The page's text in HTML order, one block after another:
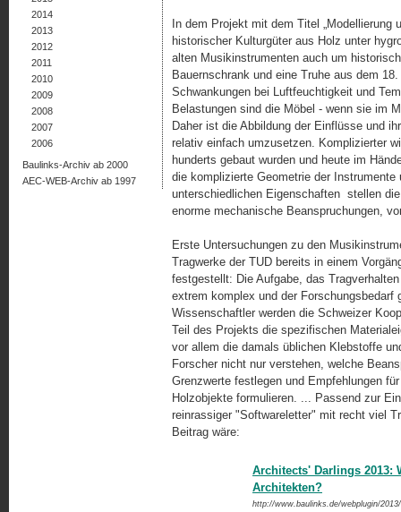
In dem Projekt mit dem Titel
historischer Kulturgüter aus Holz unter
alten Musikinstrumenten auch um
Bauernschrank und eine Truhe aus dem
Schwankungen bei Luftfeuchtigkeit und
Belastungen sind die Möbel - wenn sie im
Daher ist die Abbildung der Einflüsse und
relativ einfach umzusetzen. Komplizierter
hun­derts gebaut wurden und heute im
die komplizierte Geometrie der
unterschiedlichen Eigenschaften stellen
enorme mechanische Beanspruchungen,
Erste Untersuchungen zu den
Tragwerke der TUD bereits in einem
festgestellt: Die Aufgabe, das
extrem komplex und der Forschungsbedarf
Wissenschaftler werden die Schweizer
Teil des Projekts die spezifischen
vor allem die damals üblichen Klebstoffe
Forscher nicht nur verstehen, welche
Grenzwerte festlegen und Empfehlungen
Holzobjekte formulieren. ... Passend zur
reinrassiger "Softwareletter" mit recht viel
Beitrag wäre:
Architects' Darlings 2013:
Architekten?
http://www.baulinks.de/webplugin/
2014
2013
2012
2011
2010
2009
2008
2007
2006
Baulinks-Archiv ab 2000
AEC-WEB-Archiv ab 1997